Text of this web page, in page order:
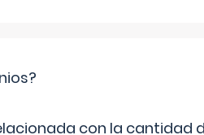
con la cantidad